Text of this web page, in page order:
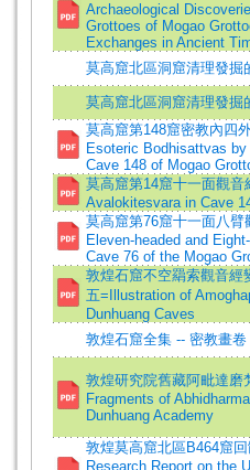
Archaeological
Grottoes of Mogao
Exchanges in Ancient
莫高窟北區洞窟清理發掘
莫高窟北區洞窟清理發掘
莫高窟第148窟密教內四
Esoteric Bodhisattvas by
Cave 148 of Mogao
莫高窟第14窟十一面觀
Avalokitesvara in Cave
莫高窟第76窟十一面八
Eleven-headed and
Cave 76 of the Mogao
敦煌石窟不空羂索觀音經
五=Illustration of
Dunhuang Caves
敦煌石窟全集 -- 密教畫卷
敦煌研究院舊藏阿毗達磨
Fragments of
Dunhuang Academy
敦煌莫高窟北區B464窟
Research Report on the